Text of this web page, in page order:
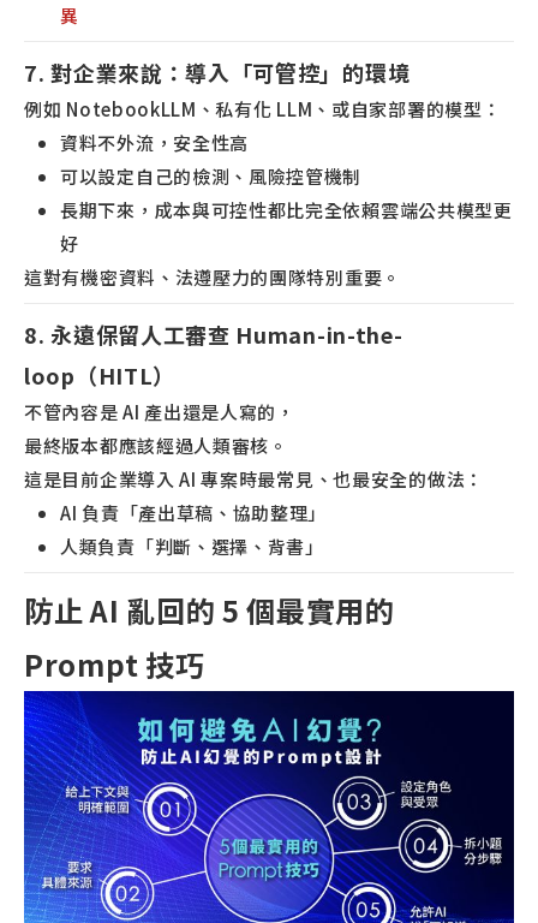
異
7. 對企業來說：導入「可管控」的環境
例如 NotebookLLM、私有化 LLM、或自家部署的模型：
資料不外流，安全性高
可以設定自己的檢測、風險控管機制
長期下來，成本與可控性都比完全依賴雲端公共模型更
好
這對有機密資料、法遵壓力的團隊特別重要。
8. 永遠保留人工審查 Human-in-the-
loop（HITL）
不管內容是 AI 產出還是人寫的，
最終版本都應該經過人類審核。
這是目前企業導入 AI 專案時最常見、也最安全的做法：
AI 負責「產出草稿、協助整理」
人類負責「判斷、選擇、背書」
防止 AI 亂回的 5 個最實用的
Prompt 技巧